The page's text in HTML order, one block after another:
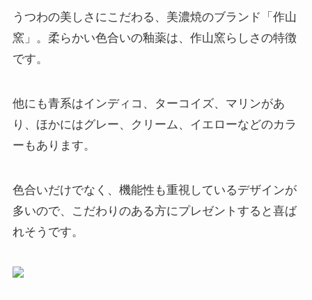
うつわの美しさにこだわる、美濃焼のブランド「作山
窯」。柔らかい色合いの釉薬は、作山窯らしさの特徴
です。
他にも青系はインディコ、ターコイズ、マリンがあ
り、ほかにはグレー、クリーム、イエローなどのカラ
ーもあります。
色合いだけでなく、機能性も重視しているデザインが
多いので、こだわりのある方にプレゼントすると喜ば
れそうです。